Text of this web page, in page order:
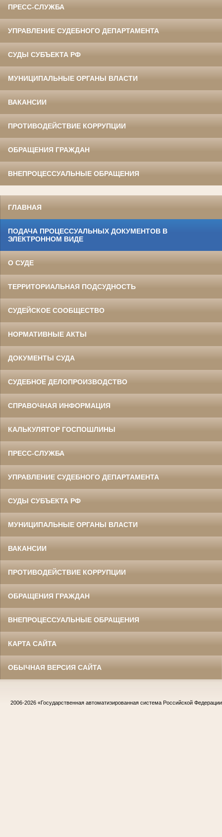
ПРЕСС-СЛУЖБА
УПРАВЛЕНИЕ СУДЕБНОГО ДЕПАРТАМЕНТА
СУДЫ СУБЪЕКТА РФ
МУНИЦИПАЛЬНЫЕ ОРГАНЫ ВЛАСТИ
ВАКАНСИИ
ПРОТИВОДЕЙСТВИЕ КОРРУПЦИИ
ОБРАЩЕНИЯ ГРАЖДАН
ВНЕПРОЦЕССУАЛЬНЫЕ ОБРАЩЕНИЯ
ГЛАВНАЯ
ПОДАЧА ПРОЦЕССУАЛЬНЫХ ДОКУМЕНТОВ В
ЭЛЕКТРОННОМ ВИДЕ
О СУДЕ
ТЕРРИТОРИАЛЬНАЯ ПОДСУДНОСТЬ
СУДЕЙСКОЕ СООБЩЕСТВО
НОРМАТИВНЫЕ АКТЫ
ДОКУМЕНТЫ СУДА
СУДЕБНОЕ ДЕЛОПРОИЗВОДСТВО
СПРАВОЧНАЯ ИНФОРМАЦИЯ
КАЛЬКУЛЯТОР ГОСПОШЛИНЫ
ПРЕСС-СЛУЖБА
УПРАВЛЕНИЕ СУДЕБНОГО ДЕПАРТАМЕНТА
СУДЫ СУБЪЕКТА РФ
МУНИЦИПАЛЬНЫЕ ОРГАНЫ ВЛАСТИ
ВАКАНСИИ
ПРОТИВОДЕЙСТВИЕ КОРРУПЦИИ
ОБРАЩЕНИЯ ГРАЖДАН
ВНЕПРОЦЕССУАЛЬНЫЕ ОБРАЩЕНИЯ
КАРТА САЙТА
ОБЫЧНАЯ ВЕРСИЯ САЙТА
2006-2026 «Государственная автоматизированная система Российской